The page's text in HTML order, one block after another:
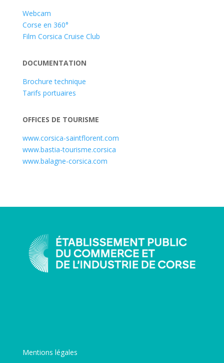
Webcam
Corse en 360°
Film Corsica Cruise Club
DOCUMENTATION
Brochure technique
Tarifs portuaires
OFFICES DE TOURISME
www.corsica-saintflorent.com
www.bastia-tourisme.corsica
www.balagne-corsica.com
Mentions légales